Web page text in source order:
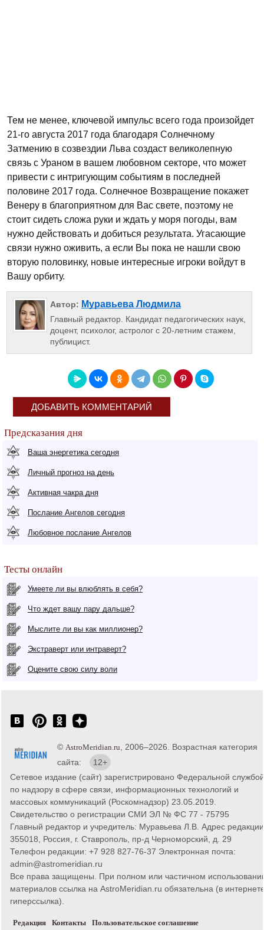
Тем не менее, ключевой импульс всего года произойдет
21-го августа 2017 года благодаря Солнечному
Затмению в созвездии Льва создаст великолепную
связь с Ураном в вашем любовном секторе, что может
привести с интригующим событиям в последней
половине 2017 года. Солнечное Возвращение покажет
Венеру в благоприятном для Вас свете, поэтому не
стоит сидеть сложа руки и ждать у моря погоды, вам
нужно действовать и добиться результата. Угасающие
связи нужно оживить, а если Вы пока не нашли свою
вторую половинку, новые интересные игроки войдут в
Вашу орбиту.
Автор: Муравьева Людмила
Главный редактор. Кандидат педагогических наук,
доцент, психолог, астролог с 20-летним стажем,
публицист.
ДОБАВИТЬ КОММЕНТАРИЙ
Предсказания дня
Ваша энергетика сегодня
Личный прогноз на день
Активная чакра дня
Послание Ангелов сегодня
Любовное послание Ангелов
Тесты онлайн
Умеете ли вы влюблять в себя?
Что ждет вашу пару дальше?
Мыслите ли вы как миллионер?
Экстраверт или интраверт?
Оцените свою силу воли
© AstroMeridian.ru , 2006–2026. Возрастная категория
сайта:
12+
Сетевое издание (сайт) зарегистрировано Федеральной службой
по надзору в сфере связи, информационных технологий и
массовых коммуникаций (Роскомнадзор) 23.05.2019.
Свидетельство о регистрации СМИ ЭЛ № ФС 77 - 75795
Главный редактор и учредитель: Муравьева Л.В. Адрес
355018, Россия, г. Ставрополь, пр-д Черноморский, д. 29
Телефон редакции: +7 928 827-76-37 Электронная почта:
admin@astromeridian.ru
Все права защищены. При полном или частичном
материалов ссылка на AstroMeridian.ru обязательна (в
гиперссылка).
Редакция Контакты Пользовательское соглашение